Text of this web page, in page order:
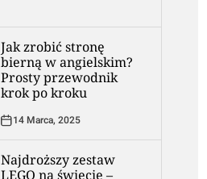
Jak zrobić stronę
bierną w angielskim?
Prosty przewodnik
krok po kroku
14 Marca, 2025
Najdroższy zestaw
LEGO na świecie –